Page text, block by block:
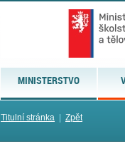
MINISTERSTVO
Titulní stránka Zpět